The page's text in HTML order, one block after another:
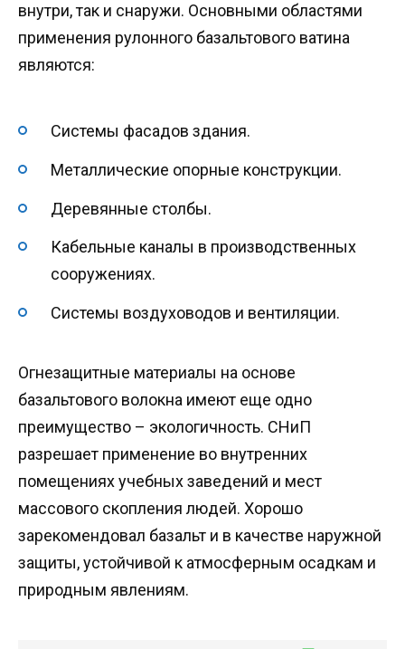
внутри, так и снаружи. Основными областями
применения рулонного базальтового ватина
являются:
Системы фасадов здания.
Металлические опорные конструкции.
Деревянные столбы.
Кабельные каналы в производственных
сооружениях.
Системы воздуховодов и вентиляции.
Огнезащитные материалы на основе
базальтового волокна имеют еще одно
преимущество – экологичность. СНиП
разрешает применение во внутренних
помещениях учебных заведений и мест
массового скопления людей. Хорошо
зарекомендовал базальт и в качестве наружной
защиты, устойчивой к атмосферным осадкам и
природным явлениям.